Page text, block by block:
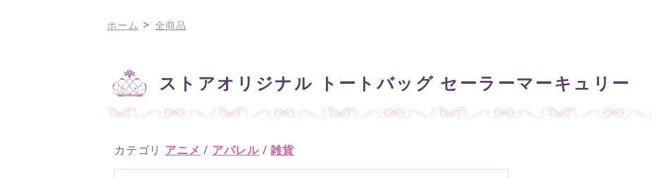
ホーム > 全商品
ストアオリジナル トートバッグ セーラーマーキュリー
カテゴリ アニメ / アパレル /雑貨